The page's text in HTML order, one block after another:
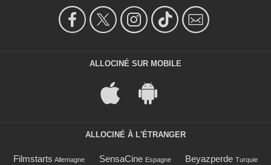
ALLOCINÉ SUR MOBILE
ALLOCINÉ À L'ÉTRANGER
Filmstarts Allemagne SensaCine Espagne Beyazperde Turquie